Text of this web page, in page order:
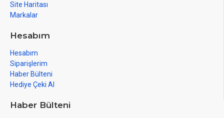
Site Haritası
Markalar
Hesabım
Hesabım
Siparişlerim
Haber Bülteni
Hediye Çeki Al
Haber Bülteni